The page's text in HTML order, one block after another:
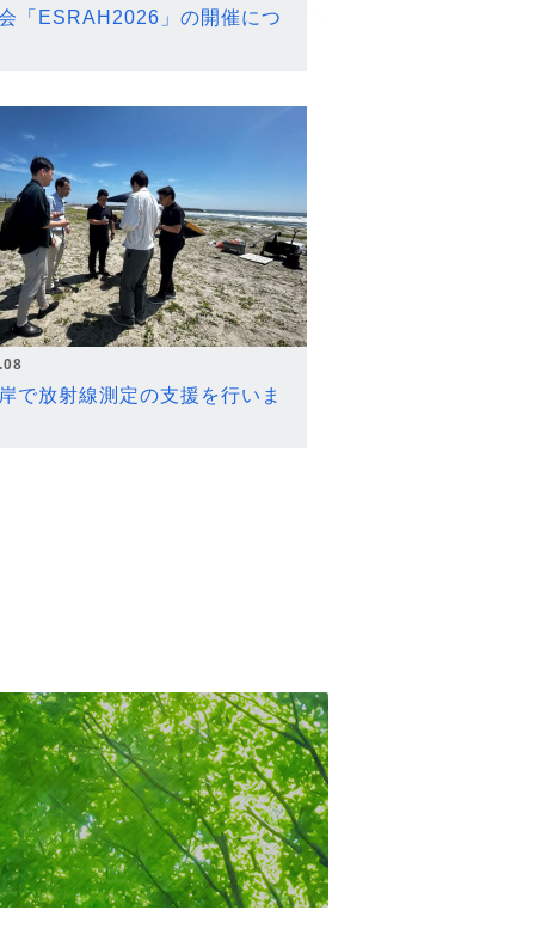
「ESRAH2026」の開催につ
で放射線測定の支援を行いま